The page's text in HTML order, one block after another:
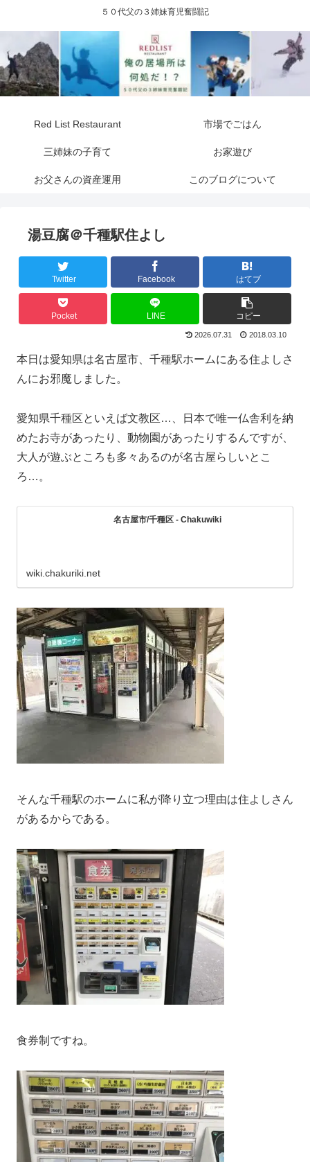
５０代父の３姉妹育児奮闘記
Red List Restaurant 市場でごはん
三姉妹の子育て お家遊び
お父さんの資産運用 このブログについて
湯豆腐＠千種駅住よし
Twitter Facebook はてブ
Pocket LINE コピー
2026.07.31 2018.03.10
本日は愛知県は名古屋市、千種駅ホームにある住よしさ
んにお邪魔しました。
愛知県千種区といえば文教区…、日本で唯一仏舎利を納
めたお寺があったり、動物園があったりするんですが、
大人が遊ぶところも多々あるのが名古屋らしいとこ
ろ…。
名古屋市/千種区 - Chakuwiki
wiki.chakuriki.net
そんな千種駅のホームに私が降り立つ理由は住よしさん
があるからである。
食券制ですね。